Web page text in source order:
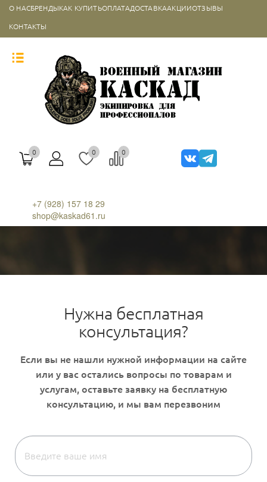
О НАСБРЕНДЫКАК КУПИТЬОПЛАТАДОСТАВКААКЦИИОТЗЫВЫ
КОНТАКТЫ
0 0 0
+7 (928) 157 18 29
shop@kaskad61.ru
Нужна бесплатная
консультация?